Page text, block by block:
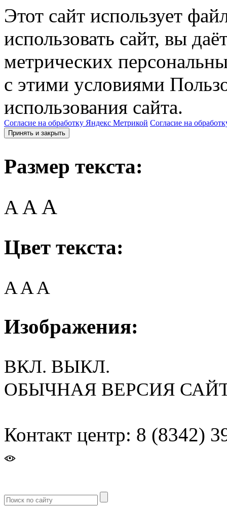
Этот сайт использует
использовать сайт, вы
метрических
с этими условиями
использования сайта.
Согласие на обработку Яндекс Метрикой Согласие на
Принять и закрыть
Размер текста:
A AA
Цвет текста:
AAA
Изображения:
ВКЛ. ВЫКЛ.
ОБЫЧНАЯ ВЕРСИЯ
Контакт центр: 8 (8342)